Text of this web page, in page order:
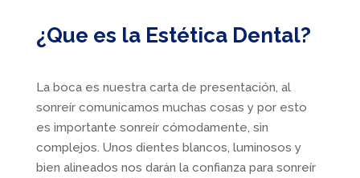
¿Que es la Estética Dental?
La boca es nuestra carta de presentación, al
sonreír comunicamos muchas cosas y por esto
es importante sonreír cómodamente, sin
complejos. Unos dientes blancos, luminosos y
bien alineados nos darán la confianza para sonreír